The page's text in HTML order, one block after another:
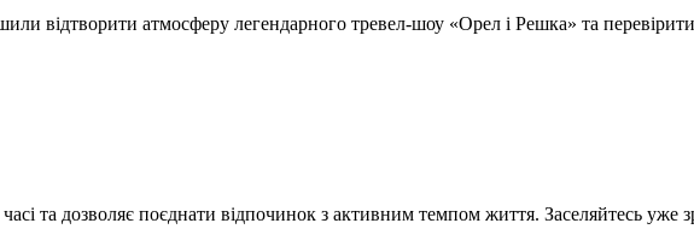
відтворити атмосферу легендарного тревел-шоу «Орел і Решка» та
та дозволяє поєднати відпочинок з активним темпом життя. Заселяйтесь уже